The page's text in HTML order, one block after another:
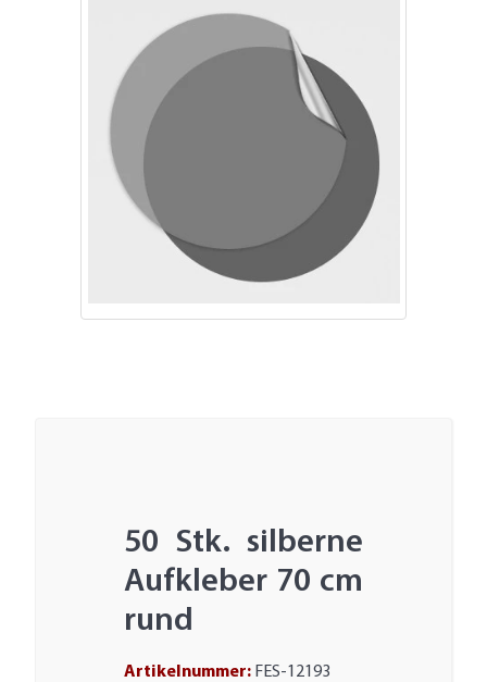
50 Stk. silberne
Aufkleber 70 cm
rund
Artikelnummer: FES-12193